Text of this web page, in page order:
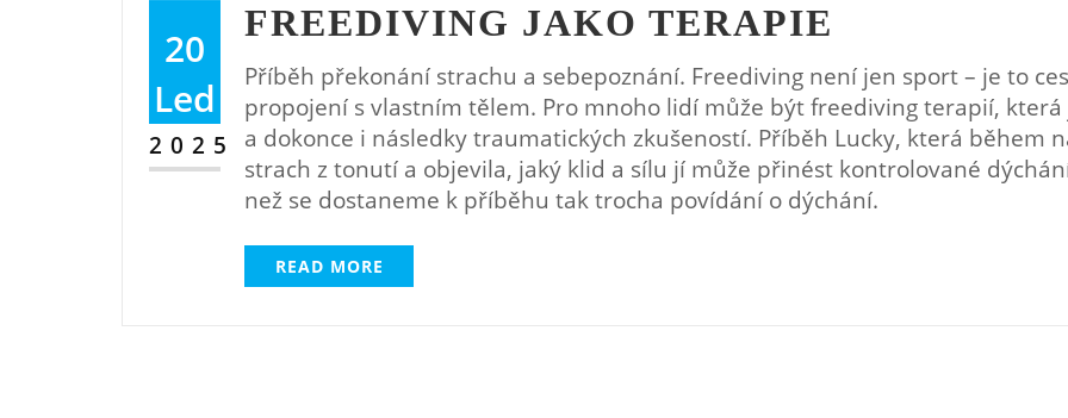
20
Led
2025
FREEDIVING JAKO TERAPIE
Příběh překonání strachu a sebepoznání. Freediving není jen sport – je to
propojení s vlastním tělem. Pro mnoho lidí může být freediving terapií,
a dokonce i následky traumatických zkušeností. Příběh Lucky, která během
strach z tonutí a objevila, jaký klid a sílu jí může přinést kontrolované
než se dostaneme k příběhu tak trocha povídání o dýchání.
READ MORE